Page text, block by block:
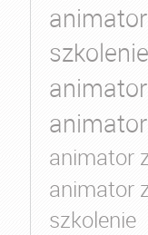
szkolenie
animator
animator
szkolenie